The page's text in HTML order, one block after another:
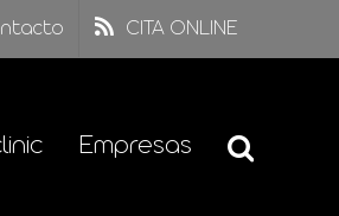
CITA ONLINE
Empresas